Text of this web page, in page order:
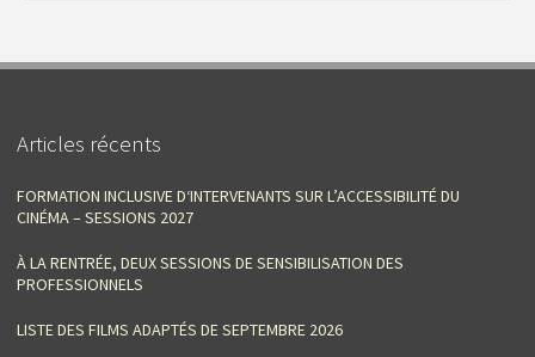
Articles récents
FORMATION INCLUSIVE D‘INTERVENANTS SUR L’ACCESSIBILITÉ DU
CINÉMA – SESSIONS 2027
À LA RENTRÉE, DEUX SESSIONS DE SENSIBILISATION DES
PROFESSIONNELS
LISTE DES FILMS ADAPTÉS DE SEPTEMBRE 2026